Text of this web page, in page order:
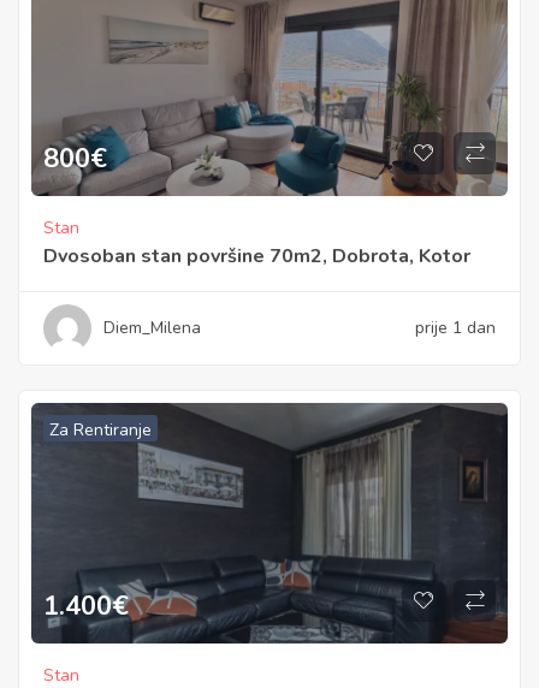
800€
Stan
Dvosoban stan površine 70m2, Dobrota, Kotor
Diem_Milena prije 1 dan
Za Rentiranje
1.400€
Stan